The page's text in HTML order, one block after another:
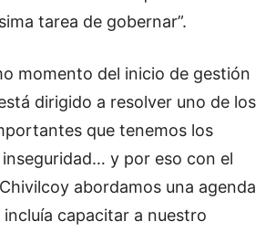
tarea de gobernar”.
momento del inicio de gestión
dirigido a resolver uno de los
que tenemos los
y por eso con el
abordamos una agenda
capacitar a nuestro